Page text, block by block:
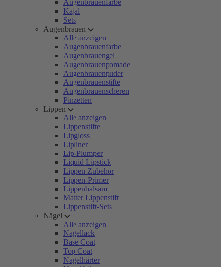
Augenbrauenfarbe
Kajal
Sets
Augenbrauen
Alle anzeigen
Augenbrauenfarbe
Augenbrauengel
Augenbrauenpomade
Augenbrauenpuder
Augenbrauenstifte
Augenbrauenscheren
Pinzetten
Lippen
Alle anzeigen
Lippenstifte
Lipgloss
Lipliner
Lip-Plumper
Liquid Lipstick
Lippen Zubehör
Lippen-Primer
Lippenbalsam
Matter Lippenstift
Lippenstift-Sets
Nägel
Alle anzeigen
Nagellack
Base Coat
Top Coat
Nagelhärter